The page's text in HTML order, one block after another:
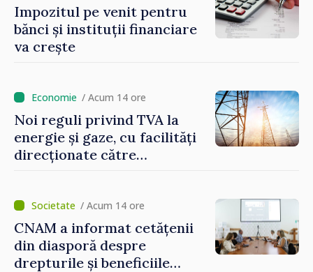
Impozitul pe venit pentru
bănci și instituții financiare
va crește
/ Acum 14 ore
Noi reguli privind TVA la
energie și gaze, cu facilități
direcționate către
/ Acum 14 ore
CNAM a informat cetățenii
din diasporă despre
drepturile și beneficiile